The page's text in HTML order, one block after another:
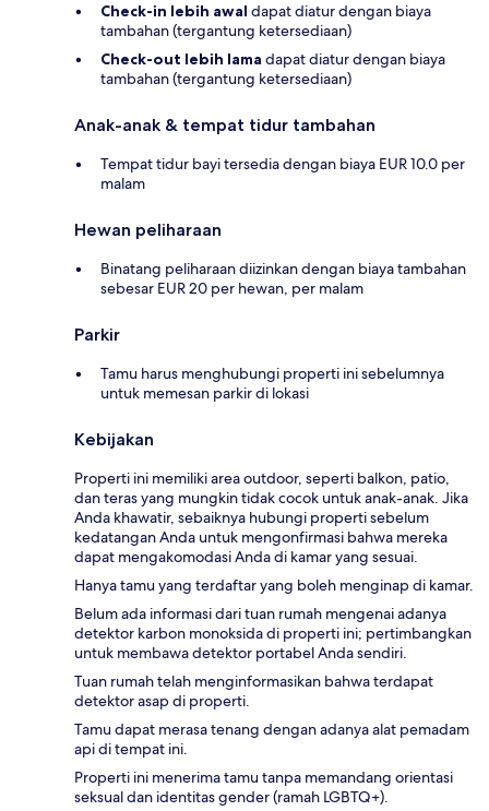
Check-in lebih awal dapat diatur dengan biaya
tambahan (tergantung ketersediaan)
Check-out lebih lama dapat diatur dengan biaya
tambahan (tergantung ketersediaan)
Anak-anak & tempat tidur tambahan
Tempat tidur bayi tersedia dengan biaya EUR 10.0 per
malam
Hewan peliharaan
Binatang peliharaan diizinkan dengan biaya tambahan
sebesar EUR 20 per hewan, per malam
Parkir
Tamu harus menghubungi properti ini sebelumnya
untuk memesan parkir di lokasi
Kebijakan
Properti ini memiliki area outdoor, seperti balkon, patio,
dan teras yang mungkin tidak cocok untuk anak-anak. Jika
Anda khawatir, sebaiknya hubungi properti sebelum
kedatangan Anda untuk mengonfirmasi bahwa mereka
dapat mengakomodasi Anda di kamar yang sesuai.
Hanya tamu yang terdaftar yang boleh menginap di kamar.
Belum ada informasi dari tuan rumah mengenai adanya
detektor karbon monoksida di properti ini; pertimbangkan
untuk membawa detektor portabel Anda sendiri.
Tuan rumah telah menginformasikan bahwa terdapat
detektor asap di properti.
Tamu dapat merasa tenang dengan adanya alat pemadam
api di tempat ini.
Properti ini menerima tamu tanpa memandang orientasi
seksual dan identitas gender (ramah LGBTQ+).